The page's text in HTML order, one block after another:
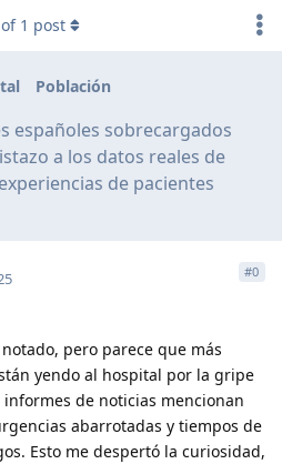
Población
españoles sobrecargados
a los datos reales de
de pacientes
of 1 post
#0
pero parece que más
yendo al hospital por la gripe
de noticias mencionan
abarrotadas y tiempos de
Esto me despertó la curiosidad,